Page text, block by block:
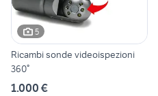
5
Ricambi sonde videoispezioni
360°
1.000 €